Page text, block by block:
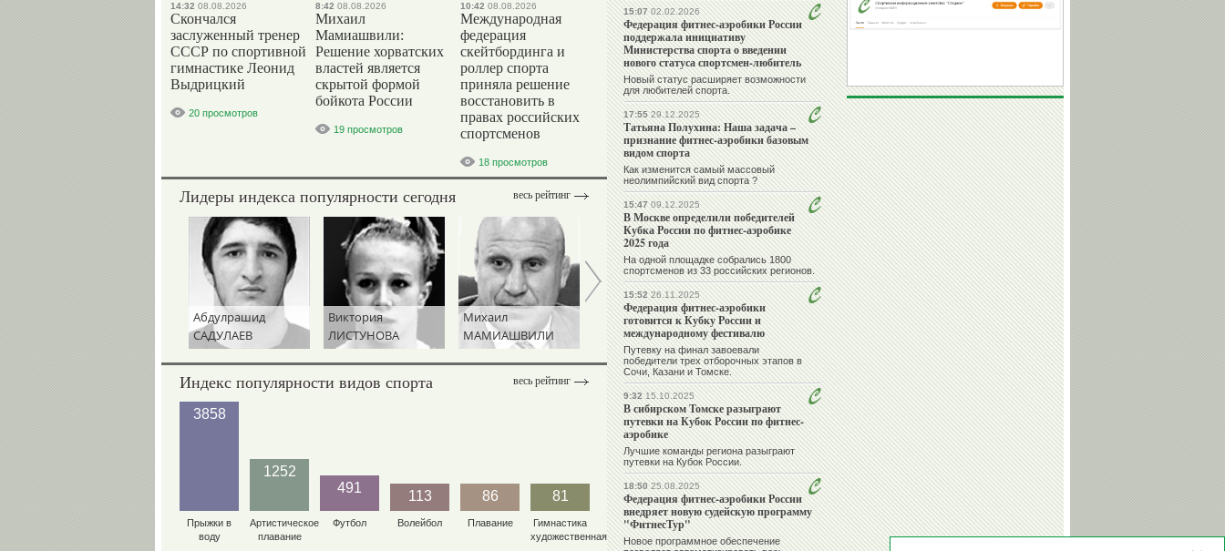
14:32 08.08.2026
Скончался
заслуженный тренер
СССР по спортивной
гимнастике Леонид
Выдрицкий
20 просмотров
8:42 08.08.2026
Михаил
Мамиашвили:
Решение хорватских
властей является
скрытой формой
бойкота России
19 просмотров
10:42 08.08.2026
Международная
федерация
скейтбординга и
роллер спорта
приняла решение
восстановить в
правах российских
спортсменов
18 просмотров
весь рейтинг
Лидеры индекса популярности сегодня
Виктория
ЛИСТУНОВА
Михаил
МАМИАШВИЛИ
Виталий
ЩЕРБО
Ангелина
МЕЛЬНИКОВА
Эмин
СЕФЕРШАЕВ
Михаил
ДЕГТЯРЕВ
Александр
ПОПОВ
весь рейтинг
Индекс популярности видов спорта
3858
Прыжки в
воду
1252
Артистическое
плавание
491
Футбол
113
Волейбол
86
Плавание
81
Гимнастика
художественная
15:0702.02.2026
Федерация фитнес-аэробики России
поддержала инициативу
Министерства спорта о введении
нового статуса спортсмен-любитель
Новый статус расширяет возможности
для любителей спорта.
17:5529.12.2025
Татьяна Полухина: Наша задача –
признание фитнес-аэробики базовым
видом спорта
Как изменится самый массовый
неолимпийский вид спорта ?
15:4709.12.2025
В Москве определили победителей
Кубка России по фитнес-аэробике
2025 года
На одной площадке собрались 1800
спортсменов из 33 российских регионов.
15:5226.11.2025
Федерация фитнес-аэробики
готовится к Кубку России и
международному фестивалю
Путевку на финал завоевали
победители трех отборочных этапов в
Сочи, Казани и Томске.
9:3215.10.2025
В сибирском Томске разыграют
путевки на Кубок России по фитнес-
аэробике
Лучшие команды региона разыграют
путевки на Кубок России.
18:5025.08.2025
Федерация фитнес-аэробики России
внедряет новую судейскую программу
"ФитнесТур"
Новое программное обеспечение